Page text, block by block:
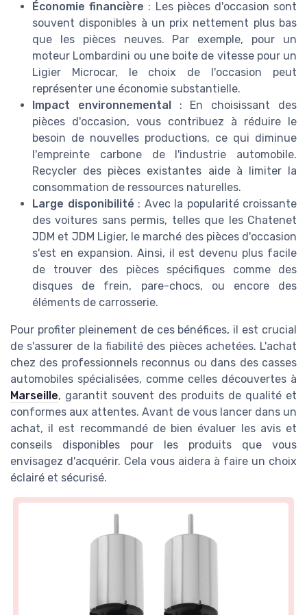
Économie financière : Les pièces d'occasion sont
souvent disponibles à un prix nettement plus bas
que les pièces neuves. Par exemple, pour un
moteur Lombardini ou une boite de vitesse pour un
Ligier Microcar, le choix de l'occasion peut
représenter une économie substantielle.
Impact environnemental: En choisissant des
pièces d'occasion, vous contribuez à réduire le
besoin de nouvelles productions, ce qui diminue
l'empreinte carbone de l'industrie automobile.
Recycler des pièces existantes aide à limiter la
consommation de ressources naturelles.
Large disponibilité : Avec la popularité croissante
des voitures sans permis, telles que les Chatenet
JDM et JDM Ligier, le marché des pièces d'occasion
s'est en expansion. Ainsi, il est devenu plus facile
de trouver des pièces spécifiques comme des
disques de frein, pare-chocs, ou encore des
éléments de carrosserie.
Pour profiter pleinement de ces bénéfices, il est crucial
de s'assurer de la fiabilité des pièces achetées. L'achat
chez des professionnels reconnus ou dans des casses
automobiles spécialisées, comme celles découvertes à
Marseille, garantit souvent des produits de qualité et
conformes aux attentes. Avant de vous lancer dans un
achat, il est recommandé de bien évaluer les avis et
conseils disponibles pour les produits que vous
envisagez d'acquérir. Cela vous aidera à faire un choix
éclairé et sécurisé.